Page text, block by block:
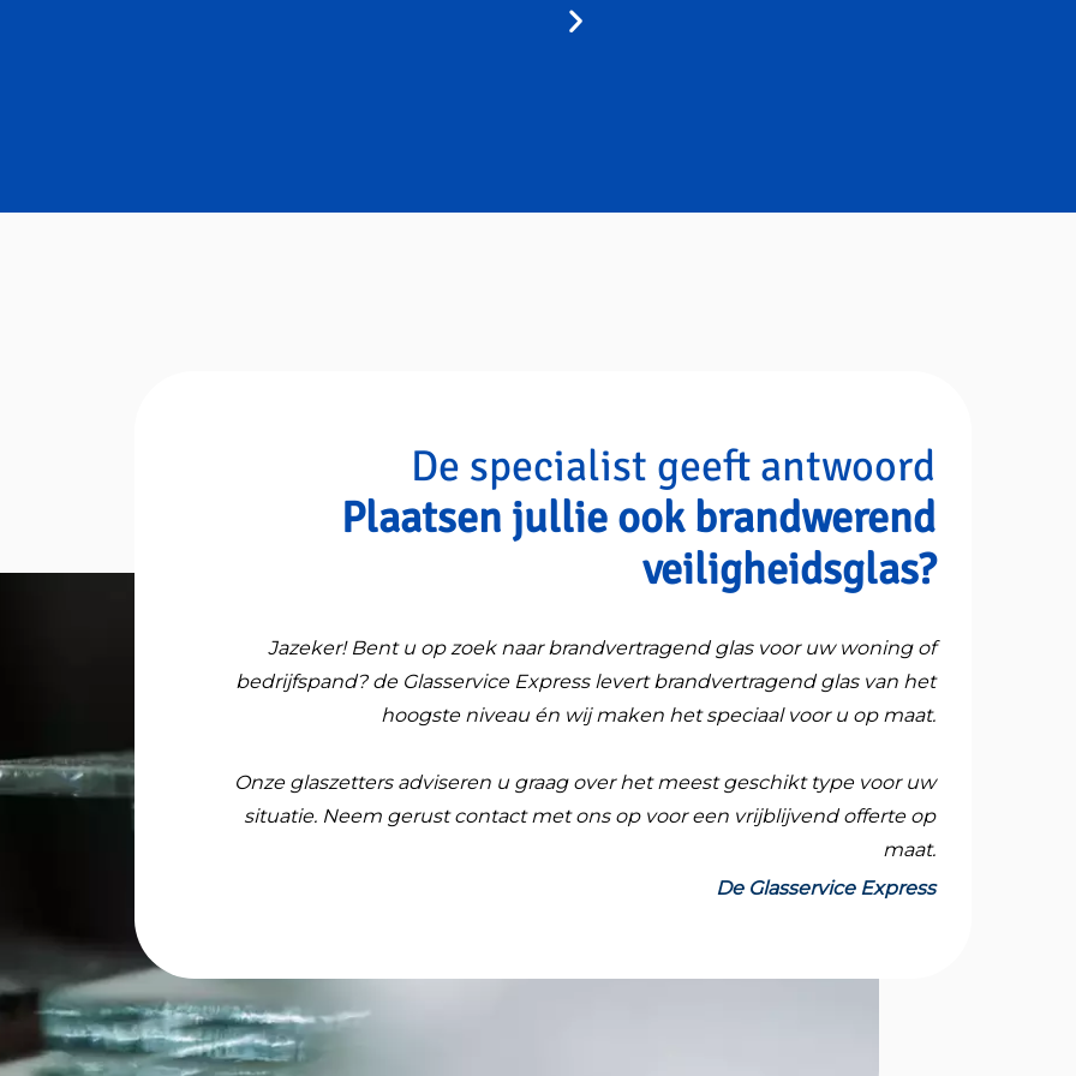
De specialist geeft antwoord
Plaatsen jullie ook brandwerend
veiligheidsglas?
Jazeker! Bent u op zoek naar brandvertragend glas voor uw woning of
bedrijfspand? de Glasservice Express levert brandvertragend glas van het
hoogste niveau én wij maken het speciaal voor u op maat.
Onze glaszetters adviseren u graag over het meest geschikt type voor uw
situatie. Neem gerust contact met ons op voor een vrijblijvend offerte op
maat.
De Glasservice Express